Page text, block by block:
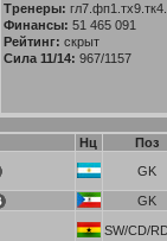
Тренеры:
Финансы: 51 465 091
Рейтинг: скрыт
Сила 11/14: 967/1157
Нц
Поз
GK
GK
SW/CD/